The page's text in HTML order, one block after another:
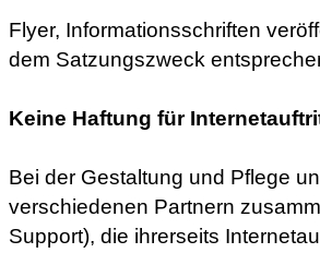
Flyer, Informationsschriften
dem Satzungszweck
Keine Haftung für
Bei der Gestaltung und Pflege
verschiedenen Partnern
Support), die ihrerseits